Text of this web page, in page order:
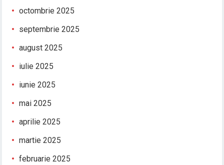
octombrie 2025
septembrie 2025
august 2025
iulie 2025
iunie 2025
mai 2025
aprilie 2025
martie 2025
februarie 2025